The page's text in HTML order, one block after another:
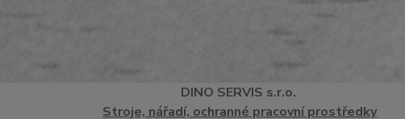
DINO SERVIS s.r.o.
Stroje, nářadí, ochranné pracovní prostředky